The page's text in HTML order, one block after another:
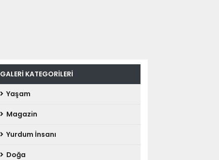
GALERİ KATEGORİLERİ
Yaşam
Magazin
Yurdum İnsanı
Doğa